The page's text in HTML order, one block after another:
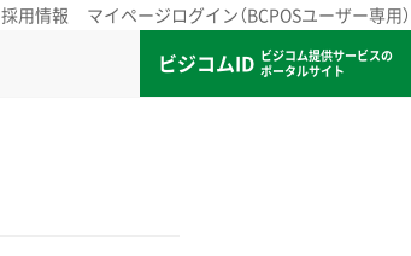
採用情報 マイページログイン（BCPOSユーザー専用）
ビジコムID
ビジコム提供サービスの
ポータルサイト